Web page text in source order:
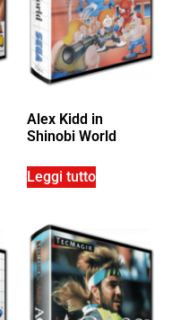
Alex Kidd in
Shinobi World
Leggi tutto